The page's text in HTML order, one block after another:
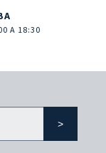
A 18:30